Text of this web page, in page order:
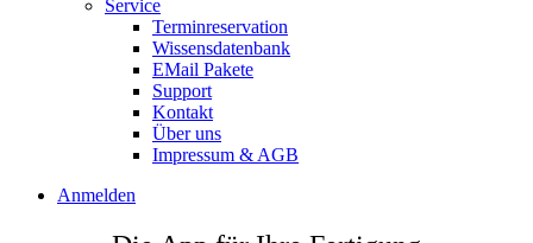
Service
Terminreservation
Wissensdatenbank
EMail Pakete
Support
Kontakt
Über uns
Impressum & AGB
Anmelden